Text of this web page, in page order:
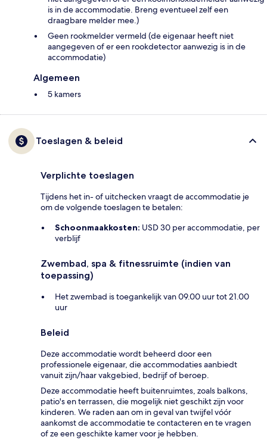
is in de accommodatie. Breng eventueel zelf een
draagbare melder mee.)
Geen rookmelder vermeld (de eigenaar heeft niet
aangegeven of er een rookdetector aanwezig is in de
accommodatie)
Algemeen
5 kamers
Toeslagen & beleid
Verplichte toeslagen
Tijdens het in- of uitchecken vraagt de accommodatie je
om de volgende toeslagen te betalen:
Schoonmaakkosten: USD 30 per accommodatie, per
verblijf
Zwembad, spa & fitnessruimte (indien van
toepassing)
Het zwembad is toegankelijk van 09.00 uur tot 21.00
uur
Beleid
Deze accommodatie wordt beheerd door een
professionele eigenaar, die accommodaties aanbiedt
vanuit zijn/haar vakgebied, bedrijf of beroep.
Deze accommodatie heeft buitenruimtes, zoals balkons,
patio's en terrassen, die mogelijk niet geschikt zijn voor
kinderen. We raden aan om in geval van twijfel vóór
aankomst de accommodatie te contacteren en te vragen
of ze een geschikte kamer voor je hebben.